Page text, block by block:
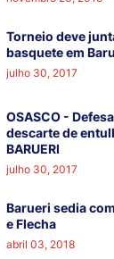
Torneio deve
basquete em
julho 30, 2017
OSASCO -
descarte de
BARUERI
julho 30, 2017
Barueri sedia
e Flecha
abril 03, 2018